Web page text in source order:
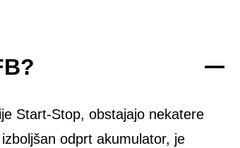
Start-Stop, obstajajo nekatere
odprt akumulator, je